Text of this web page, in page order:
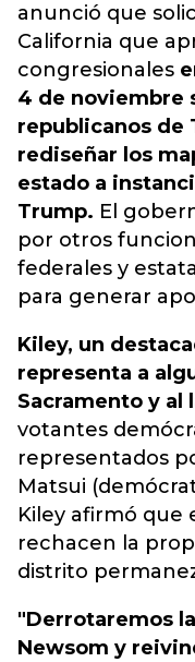
anunció que
California que
congresionales
4 de noviembre
republicanos de
rediseñar los
estado a
Trump. El
por otros
federales y
para generar
Kiley, un
representa a
Sacramento y al
votantes
representados
Matsui
Kiley afirmó que
rechacen la
distrito
"Derrotaremos
Newsom y